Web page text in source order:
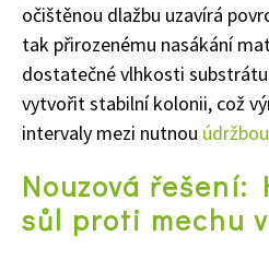
očištěnou dlažbu uzavírá
tak přirozenému nasákání
dostatečné vlhkosti
vytvořit stabilní kolonii, což
intervaly mezi nutnou
Nouzová řešení:
sůl proti mechu